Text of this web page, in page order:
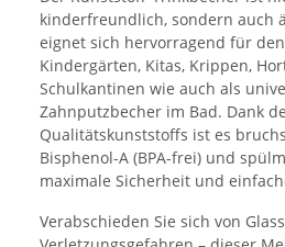
kinderfreundlich, sondern auch
eignet sich hervorragend für
Kindergärten, Kitas, Krippen,
Schulkantinen wie auch als
Zahnputzbecher im Bad. Dank
Qualitätskunststoffs ist es
Bisphenol-A (BPA-frei) und
maximale Sicherheit und
Verabschieden Sie sich von